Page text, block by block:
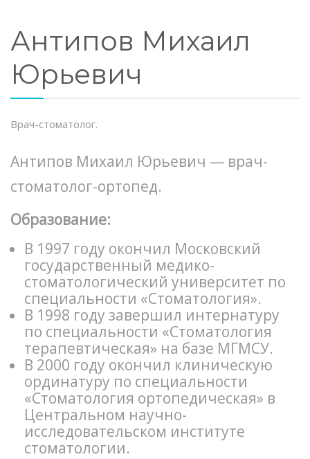
Антипов Михаил
Юрьевич
Врач-стоматолог.
Антипов Михаил Юрьевич — врач-
стоматолог-ортопед.
Образование:
В 1997 году окончил Московский
государственный медико-
стоматологический университет по
специальности «Стоматология».
В 1998 году завершил интернатуру
по специальности «Стоматология
терапевтическая» на базе МГМСУ.
В 2000 году окончил клиническую
ординатуру по специальности
«Стоматология ортопедическая» в
Центральном научно-
исследовательском институте
стоматологии.